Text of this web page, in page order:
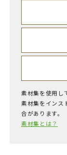
素材集を使用し
素材集をインス
合があります。
素材集とは？